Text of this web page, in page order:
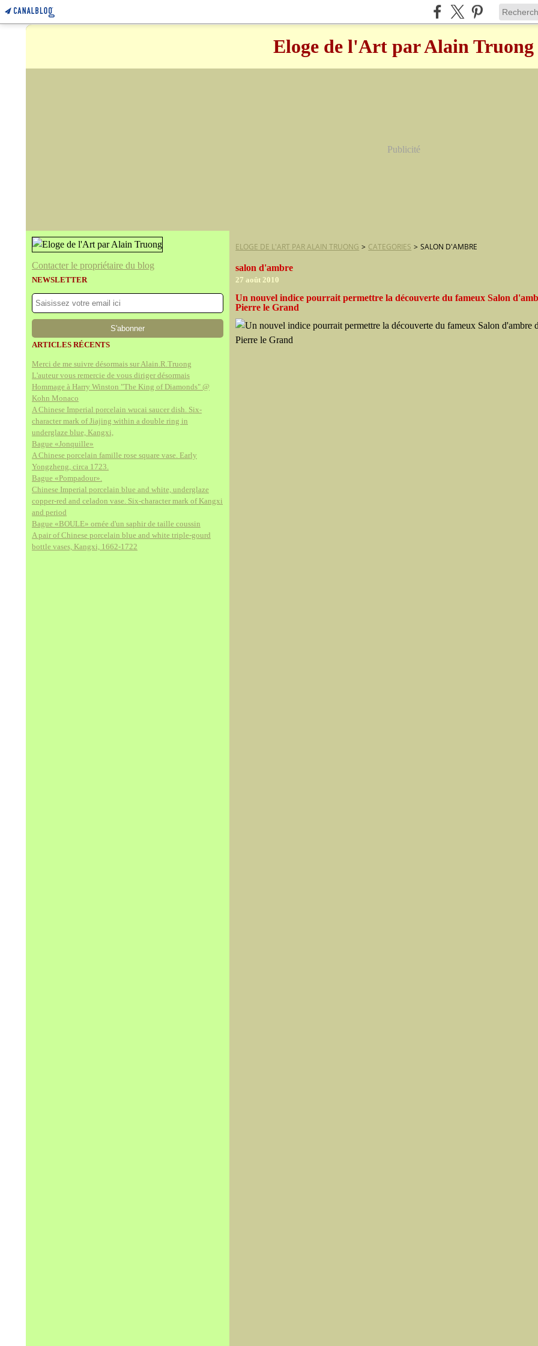
Eloge de l'Art par Alain Truong
Publicité
Contacter le propriétaire du blog
NEWSLETTER
ARTICLES RÉCENTS
Merci de me suivre désormais sur Alain.R.Truong
L'auteur vous remercie de vous diriger désormais
Hommage à Harry Winston "The King of Diamonds" @
Kohn Monaco
A Chinese Imperial porcelain wucai saucer dish. Six-
character mark of Jiajing within a double ring in
underglaze blue, Kangxi,
Bague «Jonquille»
A Chinese porcelain famille rose square vase. Early
Yongzheng, circa 1723.
Bague «Pompadour».
Chinese Imperial porcelain blue and white, underglaze
copper-red and celadon vase. Six-character mark of Kangxi
and period
Bague «BOULE» ornée d'un saphir de taille coussin
A pair of Chinese porcelain blue and white triple-gourd
bottle vases, Kangxi, 1662-1722
ELOGE DE L'ART PAR ALAIN TRUONG > CATEGORIES > SALON D'AMBRE
salon d'ambre
27 août 2010
Un nouvel indice pourrait permettre la découverte du fameux Salon
Pierre le Grand